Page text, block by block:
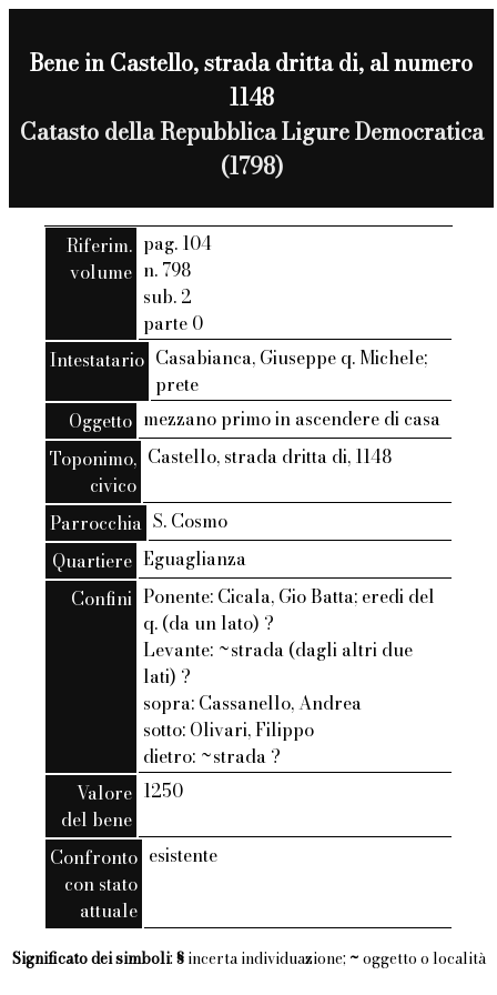
Bene in Castello, strada dritta di, al numero
1148
Catasto della Repubblica Ligure Democratica
(1798)
Riferim.
volume
pag. 104
n. 798
sub. 2
parte 0
Intestatario Casabianca, Giuseppe q. Michele;
prete
Oggetto mezzano primo in ascendere di casa
Toponimo,
civico
Castello, strada dritta di, 1148
Parrocchia S. Cosmo
Quartiere Eguaglianza
Confini Ponente: Cicala, Gio Batta; eredi del
q. (da un lato) ?
Levante: ~strada (dagli altri due
lati) ?
sopra: Cassanello, Andrea
sotto: Olivari, Filippo
dietro: ~strada ?
Valore
del bene
1250
Confronto
con stato
attuale
esistente
Significato dei simboli: §incerta individuazione; ~ oggetto o località